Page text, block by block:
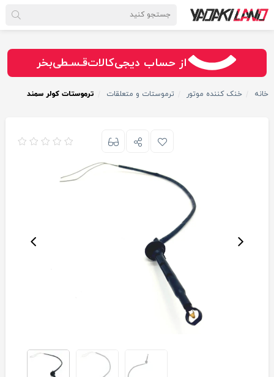
از حساب دیجی‌کالات
سـریــع
امـــــن
قـسـطیبخر
خانه خنک کننده موتور ترموستات و متعلقات ترموستات کولر سمند